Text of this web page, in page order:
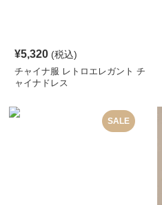
¥5,320 (税込)
チャイナ服 レトロエレガント チ
ャイナドレス
SALE